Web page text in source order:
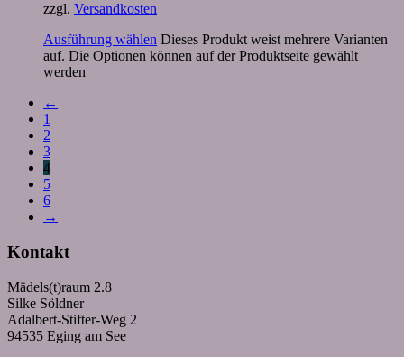
zzgl. Versandkosten
Ausführung wählen Dieses Produkt weist mehrere Varianten
auf. Die Optionen können auf der Produktseite gewählt
werden
←
1
2
3
4
5
6
→
Kontakt
Mädels(t)raum 2.8
Silke Söldner
Adalbert-Stifter-Weg 2
94535 Eging am See